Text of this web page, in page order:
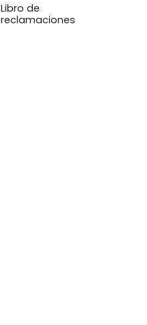
Libro de
reclamaciones